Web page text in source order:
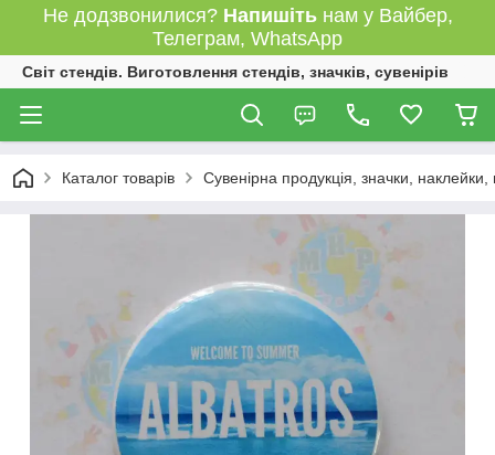
Не додзвонилися? Напишітьнам у Вайбер,
Телеграм, WhatsApp
Світ стендів. Виготовлення стендів, значків, сувенірів
Каталог товарів Сувенірна продукція, значки, наклейки,